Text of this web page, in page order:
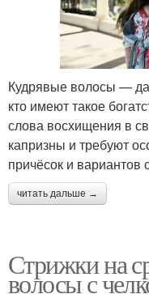
Кудрявые волосы —
кто имеют такое
слова восхищения в
капризны и требуют
причёсок и вариантов
читать дальше →
Стрижки на
волосы с